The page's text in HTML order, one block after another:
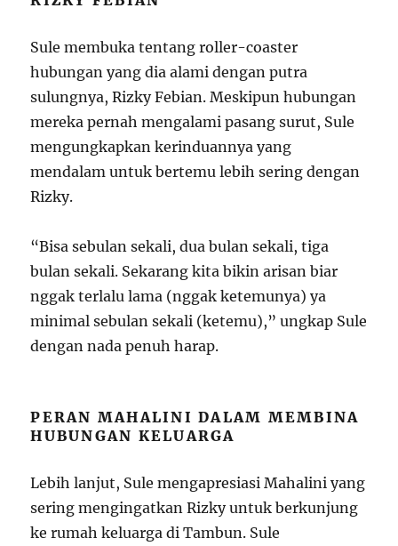
Sule membuka tentang roller-coaster
hubungan yang dia alami dengan putra
sulungnya, Rizky Febian. Meskipun hubungan
mereka pernah mengalami pasang surut, Sule
mengungkapkan kerinduannya yang
mendalam untuk bertemu lebih sering dengan
Rizky.
“Bisa sebulan sekali, dua bulan sekali, tiga
bulan sekali. Sekarang kita bikin arisan biar
nggak terlalu lama (nggak ketemunya) ya
minimal sebulan sekali (ketemu),” ungkap Sule
dengan nada penuh harap.
PERAN MAHALINI DALAM MEMBINA
HUBUNGAN KELUARGA
Lebih lanjut, Sule mengapresiasi Mahalini yang
sering mengingatkan Rizky untuk berkunjung
ke rumah keluarga di Tambun. Sule